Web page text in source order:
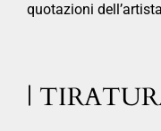
quotazioni
|